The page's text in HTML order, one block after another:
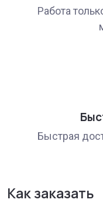
Работа
Быстрая
Как заказать